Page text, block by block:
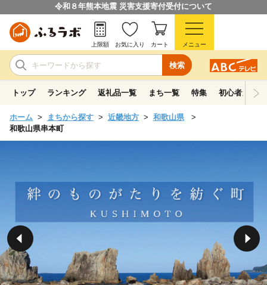
令和８年熊本地震 災害支援寄付受付について
検索
上限額 お気に入り カート メニュー
トップ ランキング 返礼品一覧 まち一覧 特集 初心者ガイド
ホーム まちから探す 近畿地方
和歌山県
和歌山県串本町